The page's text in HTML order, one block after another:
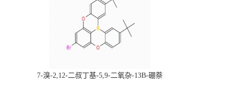
7-溴-2,12-二叔丁基-5,9-二氧杂-13B-硼萘